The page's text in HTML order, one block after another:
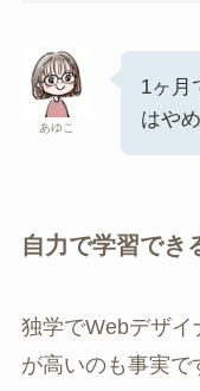
あゆこ
1ヶ月
はや
自力で学習でき
独学でWebデザ
が高いのも事実で